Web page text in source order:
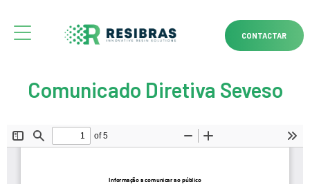
CONTACTAR
Comunicado Diretiva Seveso